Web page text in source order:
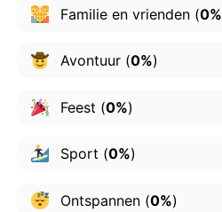
Familie en vrienden(0%
Avontuur(0%)
Feest (0%)
Sport (0%)
Ontspannen(0%)